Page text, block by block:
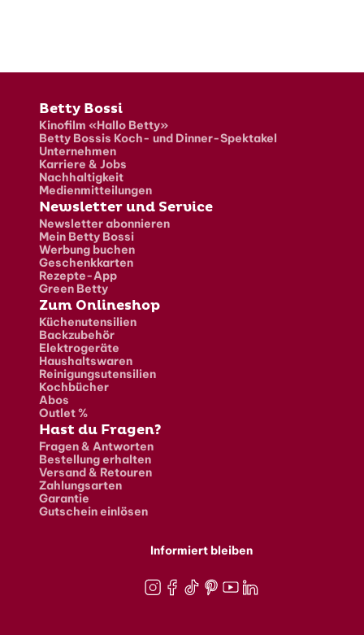
Fusszeile
Betty Bossi
Kinofilm «Hallo Betty»
Betty Bossis Koch- und Dinner-Spektakel
Unternehmen
Karriere & Jobs
Nachhaltigkeit
Medienmitteilungen
Newsletter und Service
Newsletter abonnieren
Mein Betty Bossi
Werbung buchen
Geschenkkarten
Rezepte-App
Green Betty
Zum Onlineshop
Küchenutensilien
Backzubehör
Elektrogeräte
Haushaltswaren
Reinigungsutensilien
Kochbücher
Abos
Outlet %
Hast du Fragen?
Fragen & Antworten
Bestellung erhalten
Versand & Retouren
Zahlungsarten
Garantie
Gutschein einlösen
Informiert bleiben